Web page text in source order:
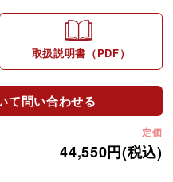
取扱説明書（PDF）
て問い合わせる
定価
44,550円(税込)